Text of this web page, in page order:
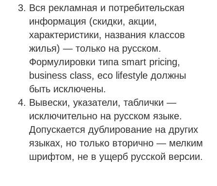
Вся рекламная и потребительская
информация (скидки, акции,
характеристики, названия классов
жилья) — только на русском.
Формулировки типа smart pricing,
business class, eco lifestyle должны
быть исключены.
Вывески, указатели, таблички —
исключительно на русском языке.
Допускается дублирование на других
языках, но только вторично — мелким
шрифтом, не в ущерб русской версии.